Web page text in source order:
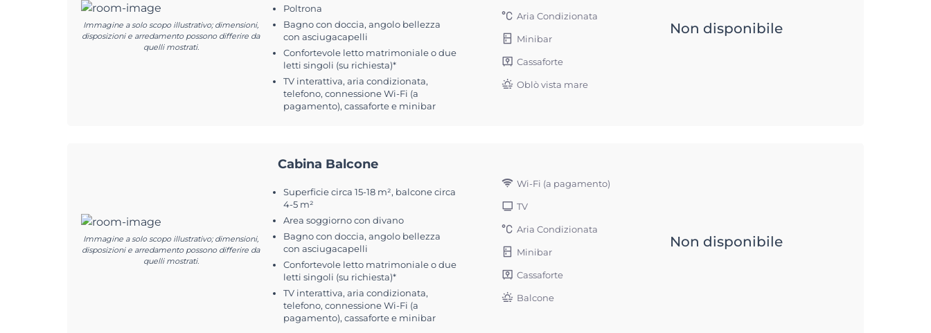
Immagine a solo scopo illustrativo; dimensioni,
disposizioni e arredamento possono differire da
quelli mostrati.
Poltrona
Bagno con doccia, angolo bellezza
con asciugacapelli
Confortevole letto matrimoniale o due
letti singoli (su richiesta)*
TV interattiva, aria condizionata,
telefono, connessione Wi-Fi (a
pagamento), cassaforte e minibar
Aria Condizionata
Minibar
Cassaforte
Oblò vista mare
Non disponibile
Immagine a solo scopo illustrativo; dimensioni,
disposizioni e arredamento possono differire da
quelli mostrati.
Cabina Balcone
Superficie circa 15-18 m², balcone circa
4-5 m²
Area soggiorno con divano
Bagno con doccia, angolo bellezza
con asciugacapelli
Confortevole letto matrimoniale o due
letti singoli (su richiesta)*
TV interattiva, aria condizionata,
telefono, connessione Wi-Fi (a
pagamento), cassaforte e minibar
Wi-Fi (a pagamento)
TV
Aria Condizionata
Minibar
Cassaforte
Balcone
Non disponibile